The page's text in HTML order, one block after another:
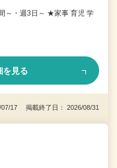
～・週3日～ ★家事 育児 学
を見る
07/17 掲載終了日： 2026/08/31